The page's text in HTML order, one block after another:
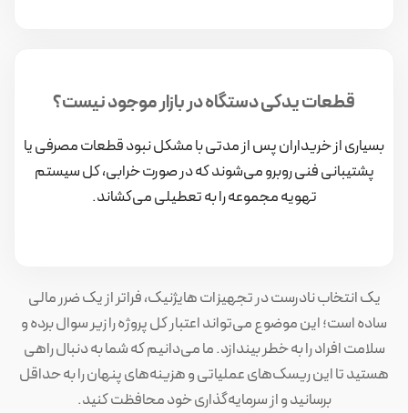
قطعات یدکی دستگاه در بازار موجود نیست؟
بسیاری از خریداران پس از مدتی با مشکل نبود قطعات مصرفی یا
پشتیبانی فنی روبرو می‌شوند که در صورت خرابی، کل سیستم
تهویه مجموعه را به تعطیلی می‌کشاند.
یک انتخاب نادرست در تجهیزات هایژنیک، فراتر از یک ضرر مالی
ساده است؛ این موضوع می‌تواند اعتبار کل پروژه را زیر سوال برده و
سلامت افراد را به خطر بیندازد. ما می‌دانیم که شما به دنبال راهی
هستید تا این ریسک‌های عملیاتی و هزینه‌های پنهان را به حداقل
برسانید و از سرمایه‌گذاری خود محافظت کنید.